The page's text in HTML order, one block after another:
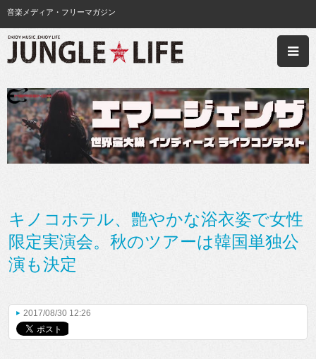
音楽メディア・フリーマガジン
キノコホテル、艶やかな浴衣姿で女性
限定実演会。秋のツアーは韓国単独公
演も決定
2017/08/30 12:26